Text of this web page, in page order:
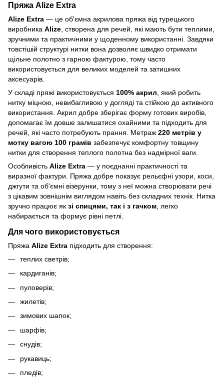
Пряжа Alize Extra
Alize Extra — це об'ємна акрилова пряжа від турецького
виробника Alize , створена для речей, які мають бути теплими,
зручними та практичними у щоденному використанні. Завдяки
товстішій структурі нитки вона дозволяє швидко отримати
щільне полотно з гарною фактурою, тому часто
використовується для великих моделей та затишних
аксесуарів.
У складі пряжі використовується 100% акрил , який робить
нитку міцною, невибагливою у догляді та стійкою до активного
використання. Акрил добре зберігає форму готових виробів,
допомагає їм довше залишатися охайними та підходить для
речей, які часто потребують прання. Метраж 220 метрів у
мотку вагою 100 грамів забезпечує комфортну товщину
нитки для створення теплого полотна без надмірної ваги.
Особливість Alize Extra — у поєднанні практичності та
виразної фактури. Пряжа добре показує рельєфні узори, коси,
джгути та об'ємні візерунки, тому з неї можна створювати речі
з цікавим зовнішнім виглядом навіть без складних технік. Нитка
зручно працює як зі спицями, так і з гачком , легко
набирається та формує рівні петлі.
Для чого використовується
Пряжа Alize Extra підходить для створення:
теплих светрів;
кардиганів;
пуловерів;
жилетів;
зимових шапок;
шарфів;
снудів;
рукавиць;
пледів;